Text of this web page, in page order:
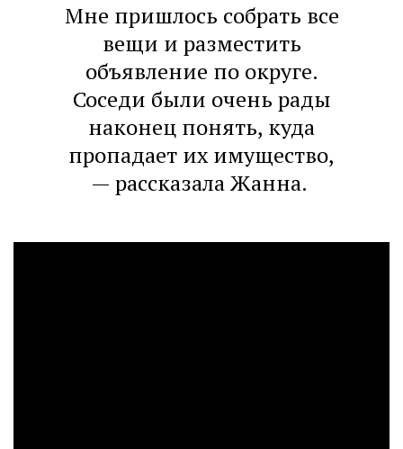
Мне пришлось собрать все
вещи и разместить
объявление по округе.
Соседи были очень рады
наконец понять, куда
пропадает их имущество,
— рассказала Жанна.